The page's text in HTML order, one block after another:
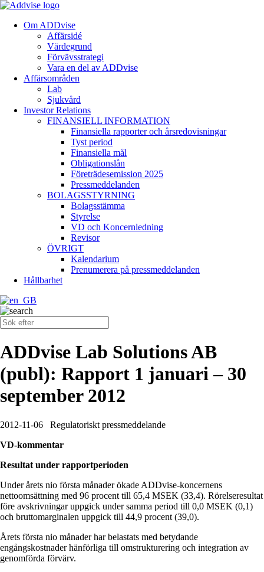
Om ADDvise
Affärsidé
Värdegrund
Förvävsstrategi
Vara en del av ADDvise
Affärsområden
Lab
Sjukvård
Investor Relations
FINANSIELL INFORMATION
Finansiella rapporter och årsredovisningar
Tyst period
Finansiella mål
Obligationslån
Företrädesemission 2025
Pressmeddelanden
BOLAGSSTYRNING
Bolagsstämma
Styrelse
VD och Koncernledning
Revisor
ÖVRIGT
Kalendarium
Prenumerera på pressmeddelanden
Hållbarhet
ADDvise Lab Solutions AB
(publ): Rapport 1 januari – 30
september 2012
2012-11-06
Regulatoriskt pressmeddelande
VD-kommentar
Resultat under rapportperioden
Under årets nio första månader ökade ADDvise-koncernens
nettoomsättning med 96 procent till 65,4 MSEK (33,4). Rörelseresultat
före avskrivningar uppgick under samma period till 0,0 MSEK (0,1)
och bruttomarginalen uppgick till 44,9 procent (39,0).
Årets första nio månader har belastats med betydande
engångskostnader hänförliga till omstrukturering och integration av
genomförda förvärv.